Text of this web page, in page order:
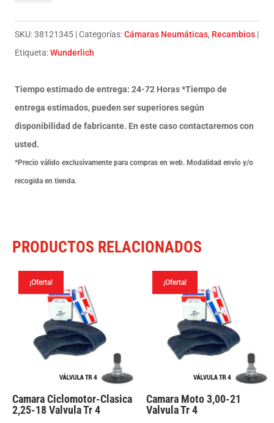
Mano
3,50-
Valvula
Tr
13
cantidad
SKU:38121345 Categorías:Cámaras Neumáticas, Recambios
Etiqueta:Wunderlich
Tiempo estimado de entrega: 24-72 Horas *Tiempo de
entrega estimados, pueden ser superiores según
disponibilidad de fabricante. En este caso contactaremos con
usted.
*Precio válido exclusivamente para compras en web. Modalidad envío y/o
recogida en tienda.
PRODUCTOS RELACIONADOS
¡Oferta!
Camara Ciclomotor-Clasica
2,25-18 Valvula Tr 4
¡Oferta!
Camara Moto 3,00-21
Valvula Tr 4